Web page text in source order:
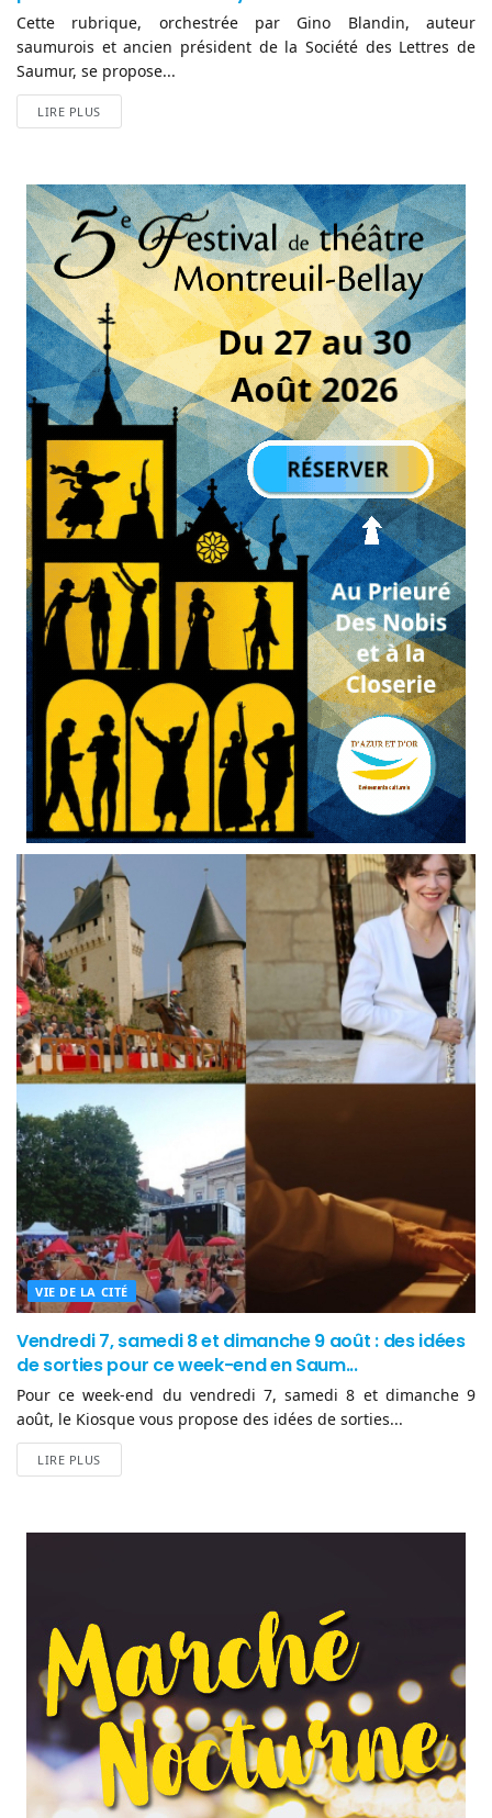
Cette rubrique, orchestrée par Gino Blandin, auteur
saumurois et ancien président de la Société des Lettres de
Saumur, se propose...
LIRE PLUS
VIE DE LA CITÉ
Vendredi 7, samedi 8 et dimanche 9 août : des idées
de sorties pour ce week-end en Saum...
Pour ce week-end du vendredi 7, samedi 8 et dimanche 9
août, le Kiosque vous propose des idées de sorties...
LIRE PLUS